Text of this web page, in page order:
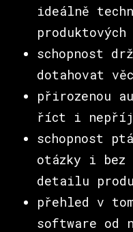
ideálně
produktových
schopnost
dotahovat
přirozenou
říct i
schopnost
otázky i bez
detailu
přehled v
software od